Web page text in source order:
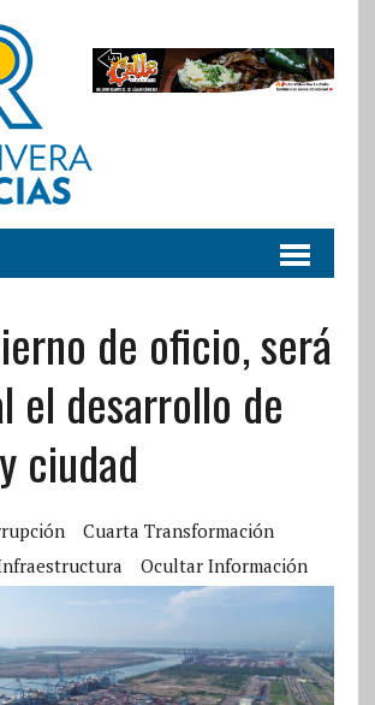
de oficio, será
el desarrollo de
ciudad
Cuarta Transformación
Ocultar Información